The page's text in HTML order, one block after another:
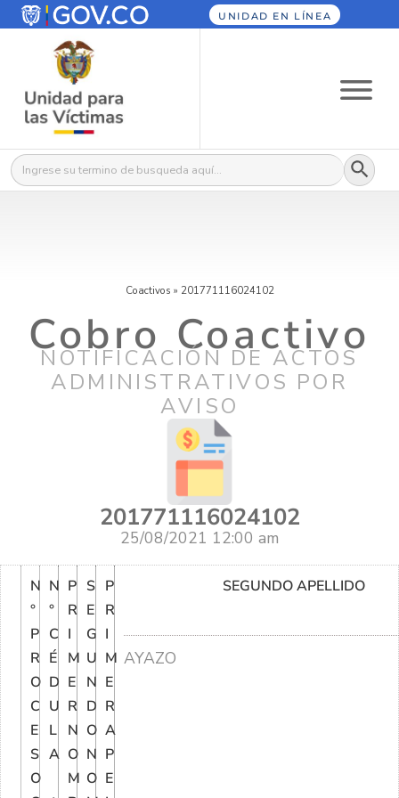
UNIDAD EN LÍNEA
Buscar: Botón
Coactivos » 201771116024102
Cobro Coactivo
NOTIFICACIÓN DE ACTOS
ADMINISTRATIVOS POR
AVISO
201771116024102
25/08/2021 12:00 am
N
°
P
R
O
C
E
S
O
N
°
C
É
D
U
L
A
P
R
I
M
E
R
N
O
M
S
E
G
U
N
D
O
N
O
P
R
I
M
E
R
A
P
E
SEGUNDO APELLIDO
AYAZO